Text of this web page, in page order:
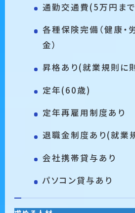
通勤交通費(5万円ま
各種保険完備（健康・
金）
昇格あり(就業規則に
定年(60歳)
定年再雇用制度あり
退職金制度あり(就業
会社携帯貸与あり
パソコン貸与あり